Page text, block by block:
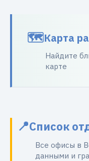
Карта
Найдите
карте
Список
Все офисы в
данными и